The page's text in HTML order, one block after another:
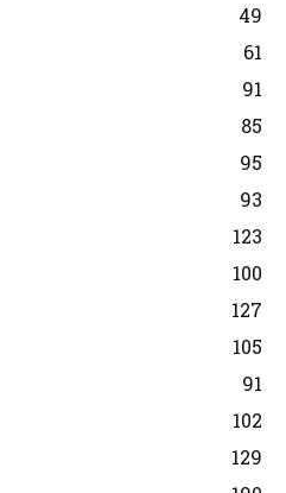
49
61
91
85
95
93
123
100
127
105
91
102
129